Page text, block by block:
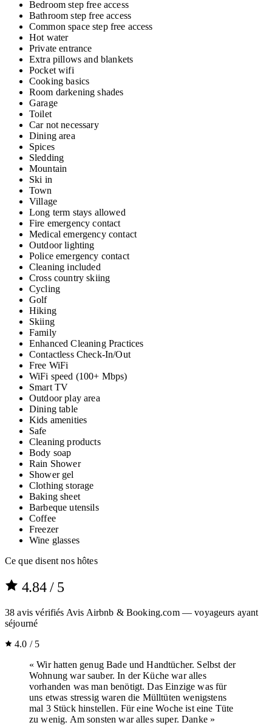
Bedroom step free access
Bathroom step free access
Common space step free access
Hot water
Private entrance
Extra pillows and blankets
Pocket wifi
Cooking basics
Room darkening shades
Garage
Toilet
Car not necessary
Dining area
Spices
Sledding
Mountain
Ski in
Town
Village
Long term stays allowed
Fire emergency contact
Medical emergency contact
Outdoor lighting
Police emergency contact
Cleaning included
Cross country skiing
Cycling
Golf
Hiking
Skiing
Family
Enhanced Cleaning Practices
Contactless Check-In/Out
Free WiFi
WiFi speed (100+ Mbps)
Smart TV
Outdoor play area
Dining table
Kids amenities
Safe
Cleaning products
Body soap
Rain Shower
Shower gel
Clothing storage
Baking sheet
Barbeque utensils
Coffee
Freezer
Wine glasses
Ce que disent nos hôtes
4.84 / 5
38 avis vérifiés Avis Airbnb & Booking.com — voyageurs ayant
séjourné
4.0 / 5
« Wir hatten genug Bade und Handtücher. Selbst der
Wohnung war sauber. In der Küche war alles
vorhanden was man benötigt. Das Einzige was für
uns etwas stressig waren die Mülltüten wenigstens
mal 3 Stück hinstellen. Für eine Woche ist eine Tüte
zu wenig. Am sonsten war alles super. Danke »